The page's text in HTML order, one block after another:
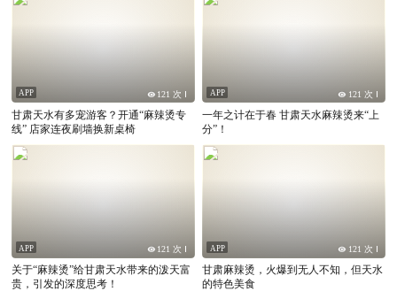
APP 121 次
甘肃天水有多宠游客？开通“麻辣烫专
线” 店家连夜刷墙换新桌椅
APP 121 次
一年之计在于春 甘肃天水麻辣烫来“上
分”！
APP 121 次
关于“麻辣烫”给甘肃天水带来的泼天富
贵，引发的深度思考！
APP 121 次
甘肃麻辣烫，火爆到无人不知，但天水
的特色美食